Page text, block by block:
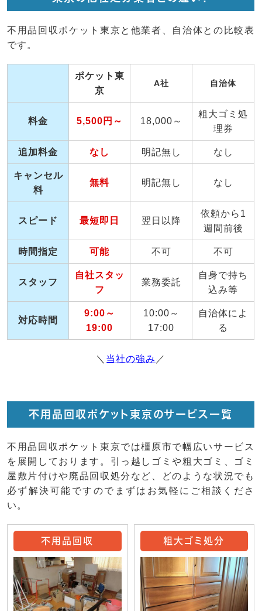
不用品回収ポケット東京と他業者、自治体との比較表
です。
ポケット東
京
A社 自治体
料金 5,500円～ 18,000～
粗大ゴミ処
理券
追加料金 なし 明記無し なし
キャンセル
料
無料 明記無し なし
スピード 最短即日 翌日以降
依頼から1
週間前後
時間指定 可能 不可 不可
スタッフ
自社スタッ
フ
業務委託
自身で持ち
込み等
対応時間
9:00～
19:00
10:00～
17:00
自治体によ
る
＼ 当社の強み ／
不用品回収ポケット東京のサービス一覧
不用品回収ポケット東京では橿原市で幅広いサービス
を展開しております。引っ越しゴミや粗大ゴミ、ゴミ
屋敷片付けや廃品回収処分など、どのような状況でも
必ず解決可能ですのでまずはお気軽にご相談くださ
い。
不用品回収 粗大ゴミ処分